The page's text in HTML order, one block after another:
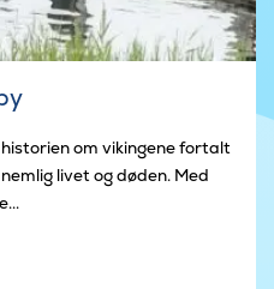
om vikingene fortalt
livet og døden. Med